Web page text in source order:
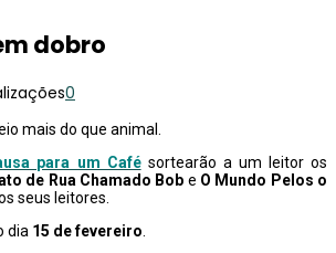
dobro
0
mais do que animal.
para um Cafésortearão a um leitor os
de Rua Chamado Bob e O Mundo Pelos o
seus leitores.
dia 15 de fevereiro